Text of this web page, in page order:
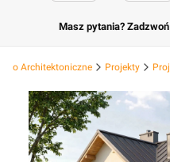
Masz pytania? Zadzwoń
Architektoniczne Projekty